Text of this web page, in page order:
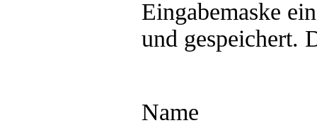
Eingabemaske
und gespeichert.
Name